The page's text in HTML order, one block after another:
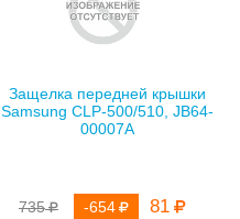
Защелка передней крышки
Samsung CLP-500/510, JB64-
00007A
735 -654 81